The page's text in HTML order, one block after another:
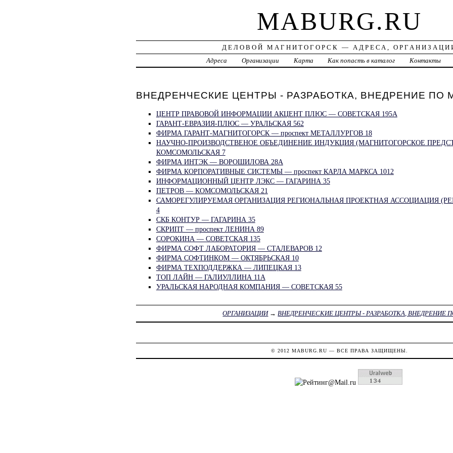
MABURG.RU
ДЕЛОВОЙ МАГНИТОГОРСК — АДРЕСА,
Адреса
Организации Карта Как попасть в каталог Контакты
ВНЕДРЕНЧЕСКИЕ ЦЕНТРЫ - РАЗРАБОТКА, ВНЕДРЕНИЕ ПО
ЦЕНТР ПРАВОВОЙ ИНФОРМАЦИИ АКЦЕНТ ПЛЮС — СОВЕТСКАЯ 195А
ГАРАНТ-ЕВРАЗИЯ-ПЛЮС — УРАЛЬСКАЯ 562
ФИРМА ГАРАНТ-МАГНИТОГОРСК — проспект МЕТАЛЛУРГОВ 18
НАУЧНО-ПРОИЗВОДСТВЕНОЕ ОБЪЕДИНЕНИЕ ИНДУКЦИЯ (МАГНИТОГОРСКОЕ
КОМСОМОЛЬСКАЯ 7
ФИРМА ИНТЭК — ВОРОШИЛОВА 28А
ФИРМА КОРПОРАТИВНЫЕ СИСТЕМЫ — проспект КАРЛА МАРКСА 1012
ИНФОРМАЦИОННЫЙ ЦЕНТР ЛЭКС — ГАГАРИНА 35
ПЕТРОВ — КОМСОМОЛЬСКАЯ 21
САМОРЕГУЛИРУЕМАЯ ОРГАНИЗАЦИЯ РЕГИОНАЛЬНАЯ ПРОЕКТНАЯ АССОЦИАЦИЯ
4
СКБ КОНТУР — ГАГАРИНА 35
СКРИПТ — проспект ЛЕНИНА 89
СОРОКИНА — СОВЕТСКАЯ 135
ФИРМА СОФТ ЛАБОРАТОРИЯ — СТАЛЕВАРОВ 12
ФИРМА СОФТИНКОМ — ОКТЯБРЬСКАЯ 10
ФИРМА ТЕХПОДДЕРЖКА — ЛИПЕЦКАЯ 13
ТОП ЛАЙН — ГАЛИУЛЛИНА 11А
УРАЛЬСКАЯ НАРОДНАЯ КОМПАНИЯ — СОВЕТСКАЯ 55
ОРГАНИЗАЦИИ→ВНЕДРЕНЧЕСКИЕ ЦЕНТРЫ - РАЗРАБОТКА, ВНЕДРЕНИЕ
© 2012MABURG.RU — ВСЕ ПРАВА ЗАЩИЩЕНЫ.